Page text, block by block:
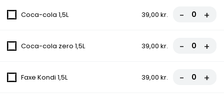
fra 81,00 kr. 90,00 kr.
13. Gorgonzola Pizza
fra 81,00 kr. 90,00 kr.
Coca-cola 1,5L 39,00 kr. - +
Coca-cola zero 1,5L 39,00 kr. - +
Faxe Kondi 1,5L 39,00 kr. - +